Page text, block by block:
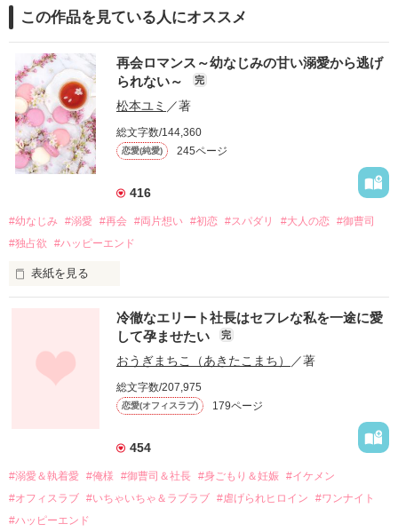
この作品を見ている人にオススメ
再会ロマンス～幼なじみの甘い溺愛から逃げ
られない～
完
松本ユミ ／著
総文字数/144,360
恋愛(純愛) 245ページ
416
#幼なじみ #溺愛 #再会 #両片想い #初恋 #スパダリ #大人の恋 #御曹司
#独占欲
#ハッピーエンド
表紙を見る
幼なじみの哲平に淡い恋心を抱いていた美桜。
しかし、ある出来事をきっかけに二人の関係は壊れてしまう。
関係修復もできないまま、美桜は両親の離婚によって
引っ越すことになり、哲平とも離れ離れになった。
それから約十二年後。
過去の傷から、二度と会いたくないと思っていた哲平に
運命のような再会を果たす。
酔った勢いで一夜を共にしてしまった。
冷徹なエリート社長はセフレな私を一途に愛
して孕ませたい
完
おうぎまちこ（あきたこまち） ／著
総文字数/207,975
恋愛(オフィスラブ) 179ページ
454
#溺愛＆執着愛 #俺様 #御曹司＆社長 #身ごもり＆妊娠 #イケメン
#オフィスラブ #いちゃいちゃ＆ラブラブ #虐げられヒロイン
#ワンナイト
#ハッピーエンド